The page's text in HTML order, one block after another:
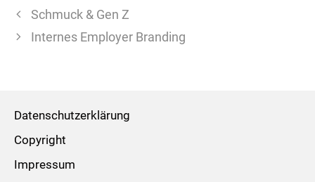
Schmuck & Gen Z
Internes Employer Branding
Datenschutzerklärung
Copyright
Impressum